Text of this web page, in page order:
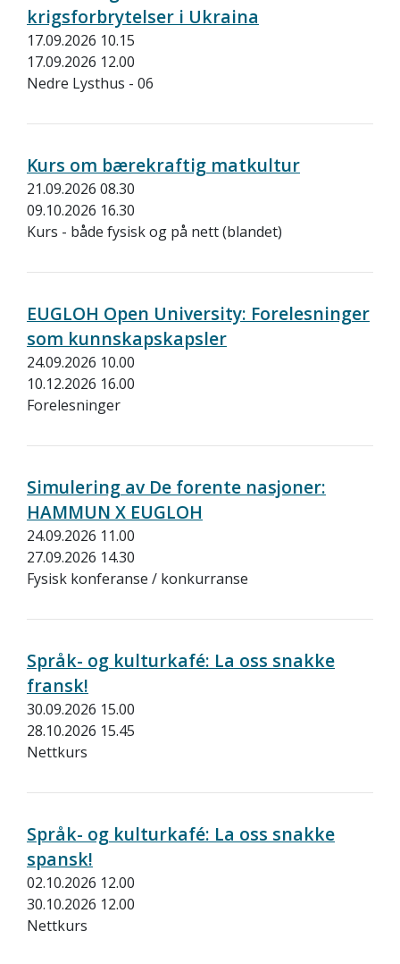
krigsforbrytelser i Ukraina
17.09.2026 10.15
17.09.2026 12.00
Nedre Lysthus - 06
Kurs om bærekraftig matkultur
21.09.2026 08.30
09.10.2026 16.30
Kurs - både fysisk og på nett (blandet)
EUGLOH Open University: Forelesninger
som kunnskapskapsler
24.09.2026 10.00
10.12.2026 16.00
Forelesninger
Simulering av De forente nasjoner:
HAMMUN X EUGLOH
24.09.2026 11.00
27.09.2026 14.30
Fysisk konferanse / konkurranse
Språk- og kulturkafé: La oss snakke
fransk!
30.09.2026 15.00
28.10.2026 15.45
Nettkurs
Språk- og kulturkafé: La oss snakke
spansk!
02.10.2026 12.00
30.10.2026 12.00
Nettkurs